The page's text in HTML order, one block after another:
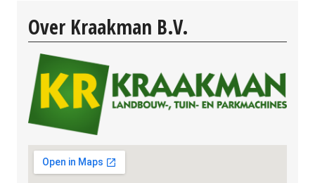
Over Kraakman B.V.